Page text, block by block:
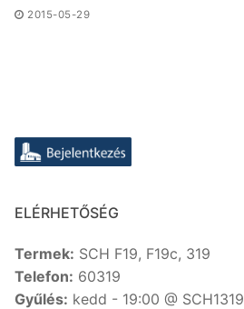
2015-05-29
ELÉRHETŐSÉG
Termek: SCH F19, F19c, 319
Telefon: 60319
Gyűlés: kedd - 19:00 @ SCH1319